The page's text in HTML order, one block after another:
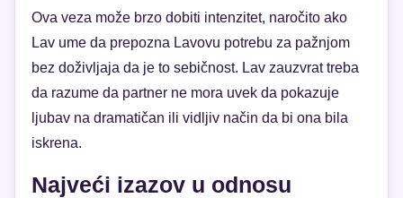
Ova veza može brzo dobiti intenzitet, naročito ako
Lav ume da prepozna Lavovu potrebu za pažnjom
bez doživljaja da je to sebičnost. Lav zauzvrat treba
da razume da partner ne mora uvek da pokazuje
ljubav na dramatičan ili vidljiv način da bi ona bila
iskrena.
Najveći izazov u odnosu